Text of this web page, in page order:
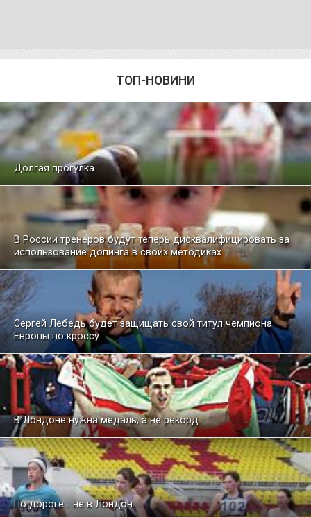
ТОП-НОВИНИ
Долгая прогулка
В России тренеров будут теперь дисквалифицировать за
использование допинга в своих методиках
Сергей Лебедь будет защищать свой титул чемпиона
Европы по кроссу
В Лондоне нужна медаль, а не рекорд
По дороге… не в Лондон